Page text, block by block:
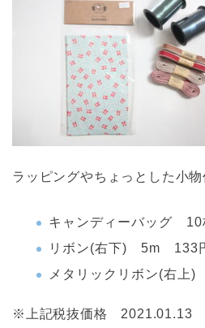
ラッピングやちょっとした小
キャンディーバッグ
リボン(右下) 5m 133
メタリックリボン(右
※上記税抜価格 2021.01.13